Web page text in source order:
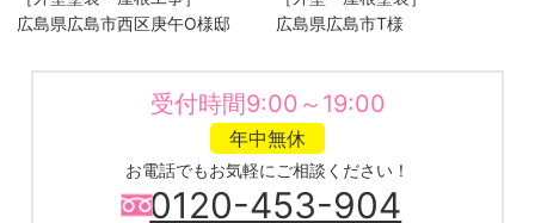
広島県広島市西区庚午O様邸
広島県広島市T様
受付時間9:00～19:00
年中無休
お電話でもお気軽にご相談ください！
0120-453-904